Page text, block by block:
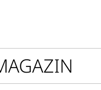
Zahl meines